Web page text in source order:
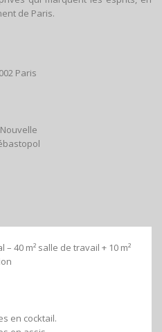
de Paris.
Paris
– 40 m² salle de travail + 10 m²
en cocktail.